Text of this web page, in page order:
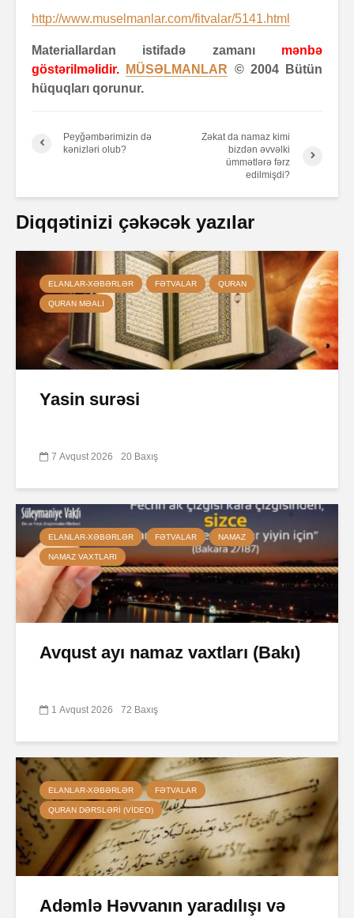
http://www.muselmanlar.com/fitvalar/5141.html
Materiallardan istifadə zamanı mənbə
göstərilməlidir.
MÜSƏLMANLAR © 2004 Bütün
hüquqları qorunur.
Peyğəmbərimizin də
kənizləri olub?
Zəkat da namaz kimi
bizdən əvvəlki
ümmətlərə fərz
edilmişdi?
Diqqətinizi çəkəcək yazılar
ELANLAR-XƏBƏRLƏR FƏTVALAR QURAN
QURAN MƏALI
Yasin surəsi
7 Avqust 2026 20 Baxış
ELANLAR-XƏBƏRLƏR FƏTVALAR NAMAZ
NAMAZ VAXTLARI
Avqust ayı namaz vaxtları (Bakı)
1 Avqust 2026 72 Baxış
ELANLAR-XƏBƏRLƏR FƏTVALAR
QURAN DƏRSLƏRI (VIDEO)
Adəmlə Həvvanın yaradılışı və